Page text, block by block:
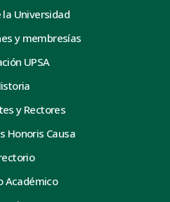
la Universidad
y membresías
UPSA
y Rectores
Honoris Causa
Académico